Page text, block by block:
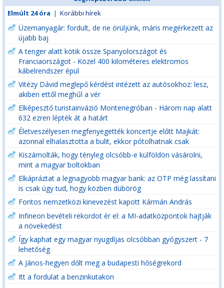
Elmúlt 24 óra | Korábbi hírek
Üzemanyagár: fordult, de ne örüljünk, máris megérkezett az
újabb baj
A tenger alatt kötik össze Spanyolországot és
Franciaországot - Közel 400 kilométeres elektromos
kábelrendszer épül
Vitézy Dávid meglepő kérdést intézett az autósokhoz: lesz,
akiben ettől meghűl a vér
Elképesztő turistainvázió Montenegróban - Három nap alatt
632 ezren lépték át a határt
Életveszélyesen megfenyegették koncertje előtt Majkát:
azonnal elhalasztotta a bulit, ekkor pótolhatnak csak
Kiszámolták, hogy tényleg olcsóbb-e külföldön vásárolni,
mint a magyar boltokban
Elkápráztat a legnagyobb magyar bank: az OTP még lassítani
is csak úgy tud, hogy közben dübörög
Fontos nemzetközi kinevezést kapott Kármán András
Infineon bevételi rekordot ér el: a MI-adatközpontok hajtják
a növekedést
Így kaphat egy magyar nyugdíjas olcsóbban gyógyszert - 7
lehetőség
A János-hegyen dőlt meg a budapesti hőségrekord
Itt a fordulat a benzinkutakon